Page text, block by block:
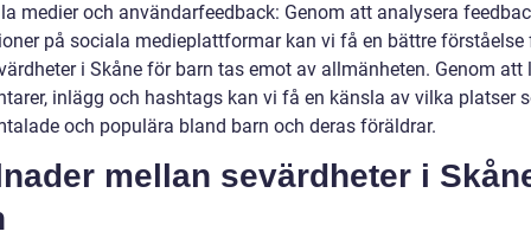
medier och användarfeedback: Genom att analysera
på sociala medieplattformar kan vi få en bättre förståelse
i Skåne för barn tas emot av allmänheten. Genom att
inlägg och hashtags kan vi få en känsla av vilka platser
och populära bland barn och deras föräldrar.
mellan sevärdheter i